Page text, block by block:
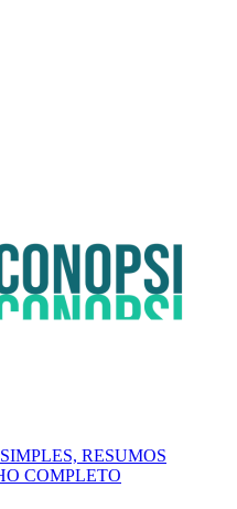
RESUMOS
COMPLETO